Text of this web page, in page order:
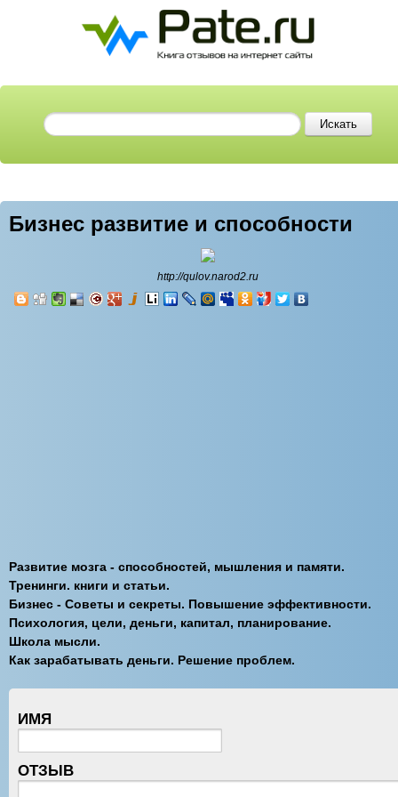
Бизнес развитие и способности
http://qulov.narod2.ru
Развитие мозга - способностей, мышления и памяти.
Тренинги. книги и статьи.
Бизнес - Советы и секреты. Повышение эффективности.
Психология, цели, деньги, капитал, планирование.
Школа мысли.
Как зарабатывать деньги. Решение проблем.
ИМЯ
ОТЗЫВ